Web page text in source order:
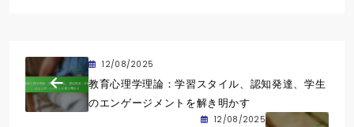
12/08/2025
教育心理学理論：学習スタイル、認知発達、学生
のエンゲージメントを解き明かす
12/08/2025